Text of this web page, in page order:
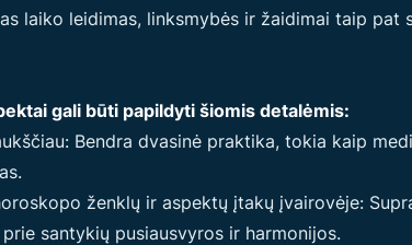
laiko leidimas, linksmybės ir žaidimai taip
gali būti papildyti šiomis detalėmis:
Bendra dvasinė praktika, tokia kaip
ženklų ir aspektų įtakų įvairovėje:
santykių pusiausvyros ir harmonijos.